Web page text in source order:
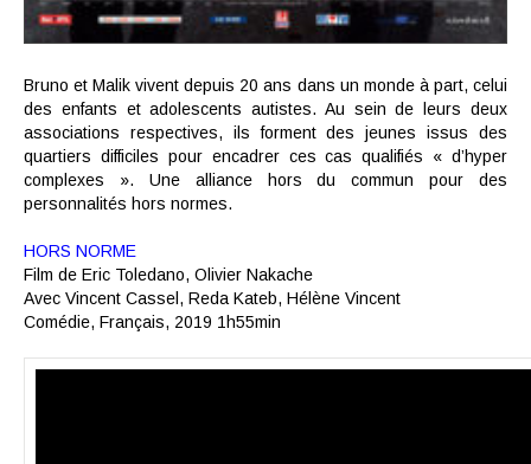
Bruno et Malik vivent depuis 20 ans dans un monde à part, celui
des enfants et adolescents autistes. Au sein de leurs deux
associations respectives, ils forment des jeunes issus des
quartiers difficiles pour encadrer ces cas qualifiés « d’hyper
complexes ». Une alliance hors du commun pour des
personnalités hors normes.
HORS NORME
Film de Eric Toledano, Olivier Nakache
Avec Vincent Cassel , Reda Kateb, Hélène Vincent
Comédie, Français, 2019 1h55min